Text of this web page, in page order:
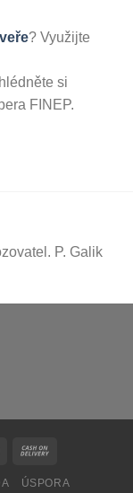
? Využijte
si
FINEP.
P. Galik
ÚSPORA